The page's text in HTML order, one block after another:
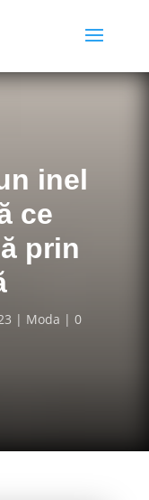
inel
ce
prin
Moda
0